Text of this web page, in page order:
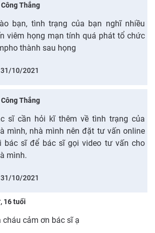
Thắng
bạn, tình trạng của bạn nghĩ nhiều
viêm họng mạn tính quá phát tổ chức
thành sau họng
31/10/2021
Thắng
sĩ cần hỏi kĩ thêm về tình trạng của
mình, nhà mình nên đặt tư vấn online
bác sĩ để bác sĩ gọi video tư vấn cho
mình.
31/10/2021
16 tuổi
cháu cảm ơn bác sĩ ạ